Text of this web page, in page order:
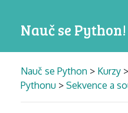
Nauč se Python!
Nauč se Python > Kurzy >
Pythonu > Sekvence a